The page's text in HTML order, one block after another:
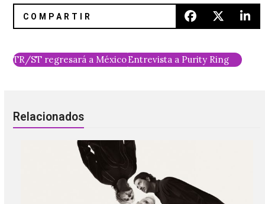
TR/ST regresará a México para presentarse en El Plaza
Entrevista a Purity Ring
Relacionados